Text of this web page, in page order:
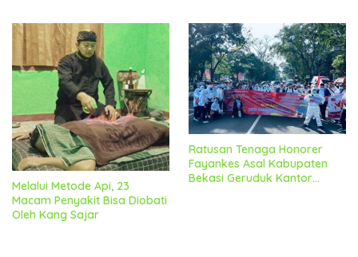
Melalui Metode Api, 23
Macam Penyakit Bisa Diobati
Oleh Kang Sajar
Ratusan Tenaga Honorer
Fayankes Asal Kabupaten
Bekasi Geruduk Kantor